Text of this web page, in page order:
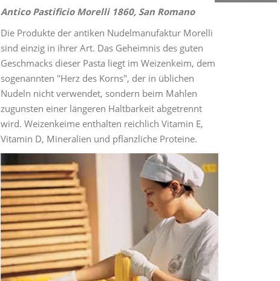
Antico Pastificio Morelli 1860, San Romano
Die Produkte der antiken Nudelmanufaktur Morelli
sind einzig in ihrer Art. Das Geheimnis des guten
Geschmacks dieser Pasta liegt im Weizenkeim, dem
sogenannten "Herz des Korns", der in üblichen
Nudeln nicht verwendet, sondern beim Mahlen
zugunsten einer längeren Haltbarkeit abgetrennt
wird. Weizenkeime enthalten reichlich Vitamin E,
Vitamin D, Mineralien und pflanzliche Proteine.